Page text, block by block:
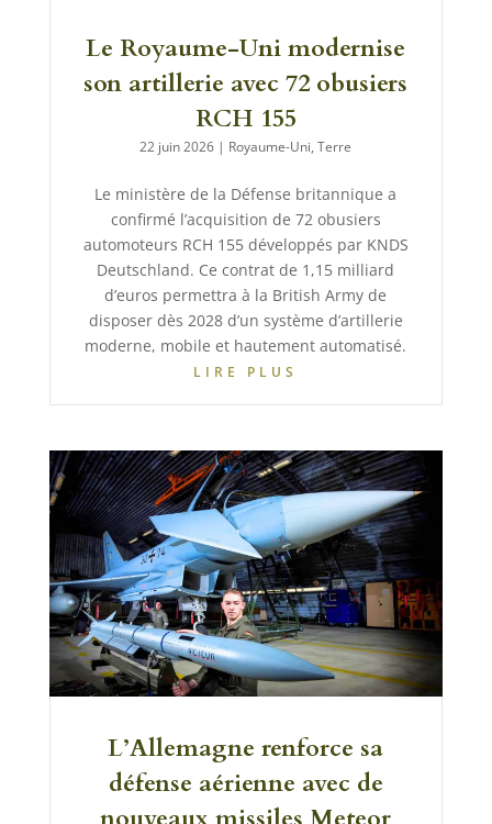
Le Royaume-Uni modernise
son artillerie avec 72 obusiers
RCH 155
22 juin 2026 | Royaume-Uni,Terre
Le ministère de la Défense britannique a
confirmé l’acquisition de 72 obusiers
automoteurs RCH 155 développés par KNDS
Deutschland. Ce contrat de 1,15 milliard
d’euros permettra à la British Army de
disposer dès 2028 d’un système d’artillerie
moderne, mobile et hautement automatisé.
LIRE PLUS
L’Allemagne renforce sa
défense aérienne avec de